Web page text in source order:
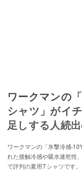
ワークマンの
シャツ」がイ
足しする人続
ワークマンの「氷撃冷感-
れた接触冷感や吸水速乾性
で評判の夏用Tシャツです。